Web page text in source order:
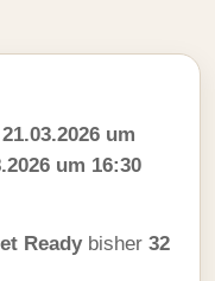
21.03.2026 um
um 16:30
Readybisher 32